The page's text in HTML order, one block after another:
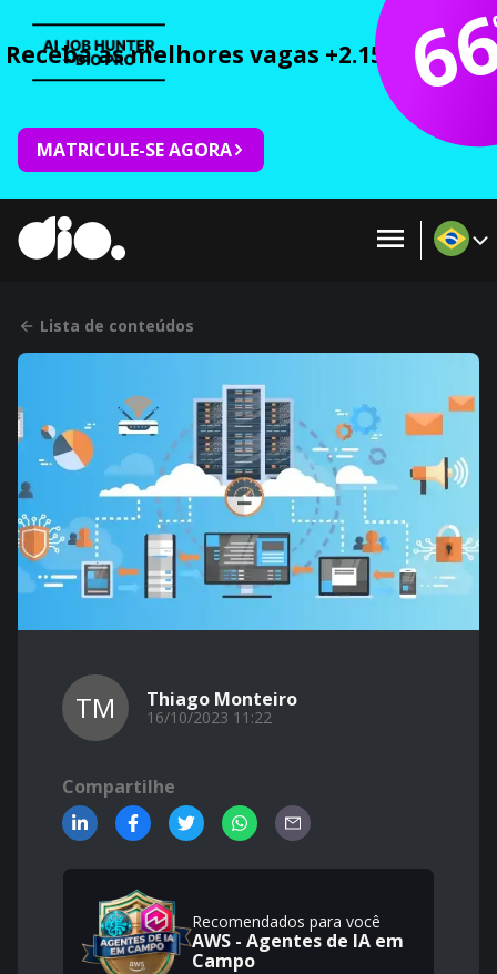
Receba as melhores vagas +2.150 cursos
MATRICULE-SE AGORA
Lista de conteúdos
TM Thiago Monteiro
16/10/2023 11:22
Compartilhe
Recomendados para você
AWS - Agentes de IA em
Campo